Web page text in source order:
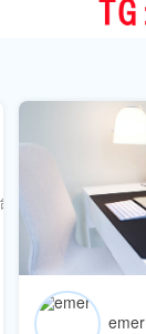
评测 安全刷赞
emer